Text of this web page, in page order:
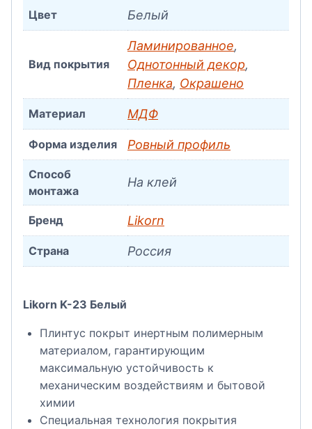
Цвет Белый
Вид покрытия
Ламинированное,
Однотонный декор,
Пленка, Окрашено
Материал МДФ
Форма изделия Ровный профиль
Способ
монтажа
На клей
Бренд Likorn
Страна Россия
Likorn K-23 Белый
Плинтус покрыт инертным полимерным
материалом, гарантирующим
максимальную устойчивость к
механическим воздействиям и бытовой
химии
Специальная технология покрытия